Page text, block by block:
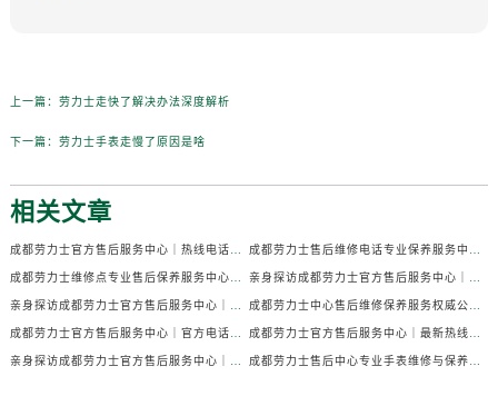
上一篇： 劳力士走快了解决办法深度解析
下一篇： 劳力士手表走慢了原因是啥
相关文章
成都劳力士官方售后服务中心｜热线电话及门店地址权威信息公示（2026年7月最新） 成都劳力士售后维修电话专业保养服务中心权威公示（2026年7月最新）
成都劳力士维修点专业售后保养服务中心权威公示（2026年7月最新） 亲身探访成都劳力士官方售后服务中心｜全部地址及热线电话（2026年7月最新）
亲身探访成都劳力士官方售后服务中心｜官方电话和详细网点地址（2026年7月最新） 成都劳力士中心售后维修保养服务权威公示（2026年7月最新）
成都劳力士官方售后服务中心｜官方电话及详细维修地址权威信息公示（2026年7月最新） 成都劳力士官方售后服务中心｜最新热线及维修地址权威信息公示（2026年7月最新）
亲身探访成都劳力士官方售后服务中心｜完整维修地址与售后热线（2026年7月最新） 成都劳力士售后中心专业手表维修与保养服务权威公示（2026年7月最新）